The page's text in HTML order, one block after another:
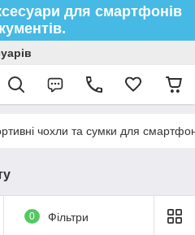
для смартфонів
чохли та сумки для
0 Фільтри